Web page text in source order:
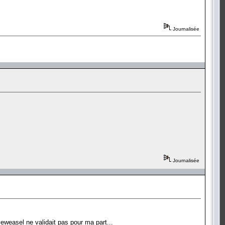
Journalisée
Journalisée
ne validait pas pour ma part...